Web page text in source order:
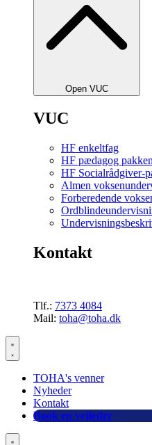
Open VUC
VUC
HF enkeltfag
HF pædagog pakken
HF Socialrådgiver-
Almen
Forberedende
Kontakt
Tlf.: 7373 4084
Mail: toha@toha.dk
TOHA's venner
Nyheder
Kontakt
Book en vejleder